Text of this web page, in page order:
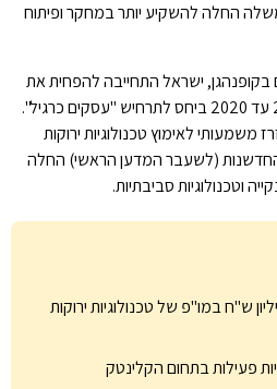
החלה להשקיע יותר במחקר ופיתוח
בקופנהגן, ישראל התחייבה להפחית את
פליטות גזי החממה שלה ב-20% עד 2020 ביחס לתרחיש "עסקים כרגיל".
לאימוץ טכנולוגיות ירוקות
(לשעבר המדען הראשי) החלה
וטכנולוגיות סביבתיות.
השקיעה כ-500 מיליון ש"ח במו"פ של טכנולוגיות ירוקות